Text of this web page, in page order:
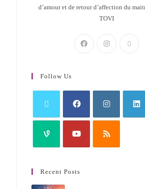
d’amour et de retour d’affection du
TOVI
Follow Us
Recent Posts